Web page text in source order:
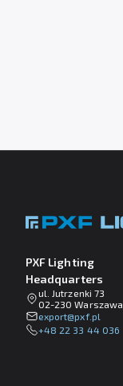
PXF Lighting
Headquarters
ul. Jutrzenki 73
02-230 Warszawa
lp.fxp@tropxe
+48 22 33 44 036